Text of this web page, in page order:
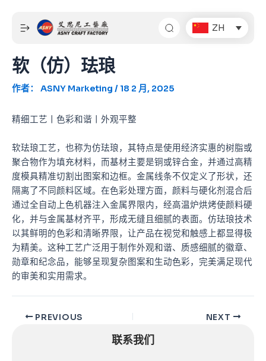
ZH
软（仿）珐琅
作者： ASNY Marketing/ 18 2 月, 2025
精细工艺丨色彩和谐丨外观平整
软珐琅工艺，也称为仿珐琅，其特点是使用经济实惠的树脂或
聚合物作为填充材料，而基材主要是铜或锌合金，并通过高精
度模具精准切割出图案和边框。金属线条不仅定义了形状，还
隔离了不同颜料区域。在色彩处理方面，颜料与硬化剂混合后
通过全自动上色机器注入金属界限内，经高温炉烘烤使颜料硬
化，并与金属基材齐平，形成无缝且细腻的表面。仿珐琅技术
以其鲜明的色彩和清晰界限，让产品在视觉和触感上都显得极
为精美。这种工艺广泛用于制作外观和谐、质感细腻的徽章、
勋章和纪念品，能够呈现复杂图案和生动色彩，完美满足现代
的审美和实用需求。
navigation
PREVIOUS NEXT
联系我们